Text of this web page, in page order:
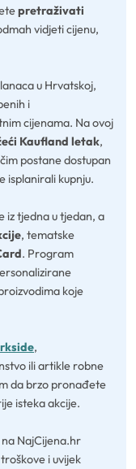
pretraživati
vidjeti cijenu,
u Hrvatskoj,
i
cijenama. Na ovoj
Kaufland letak,
postane dostupan
isplanirali kupnju.
iz tjedna u tjedan, a
, tematske
. Program
koje
,
ili artikle robne
da brzo pronađete
isteka akcije.
NajCijena.hr
i uvijek